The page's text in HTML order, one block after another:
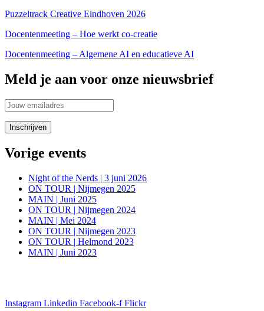
Puzzeltrack Creative Eindhoven 2026
Docentenmeeting – Hoe werkt co-creatie
Docentenmeeting – Algemene AI en educatieve AI
Meld je aan voor onze nieuwsbrief
Vorige events
Night of the Nerds | 3 juni 2026
ON TOUR | Nijmegen 2025
MAIN | Juni 2025
ON TOUR | Nijmegen 2024
MAIN | Mei 2024
ON TOUR | Nijmegen 2023
ON TOUR | Helmond 2023
MAIN | Juni 2023
Instagram Linkedin Facebook-f Flickr